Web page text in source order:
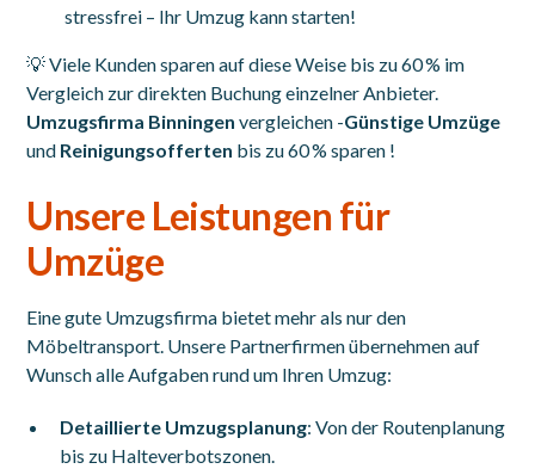
stressfrei – Ihr Umzug kann starten!
💡 Viele Kunden sparen auf diese Weise bis zu 60 % im
Vergleich zur direkten Buchung einzelner Anbieter.
Umzugsfirma Binningen vergleichen -Günstige Umzüge
und Reinigungsofferten bis zu 60 % sparen !
Unsere Leistungen für
Umzüge
Eine gute Umzugsfirma bietet mehr als nur den
Möbeltransport. Unsere Partnerfirmen übernehmen auf
Wunsch alle Aufgaben rund um Ihren Umzug:
Detaillierte Umzugsplanung: Von der Routenplanung
bis zu Halteverbotszonen.